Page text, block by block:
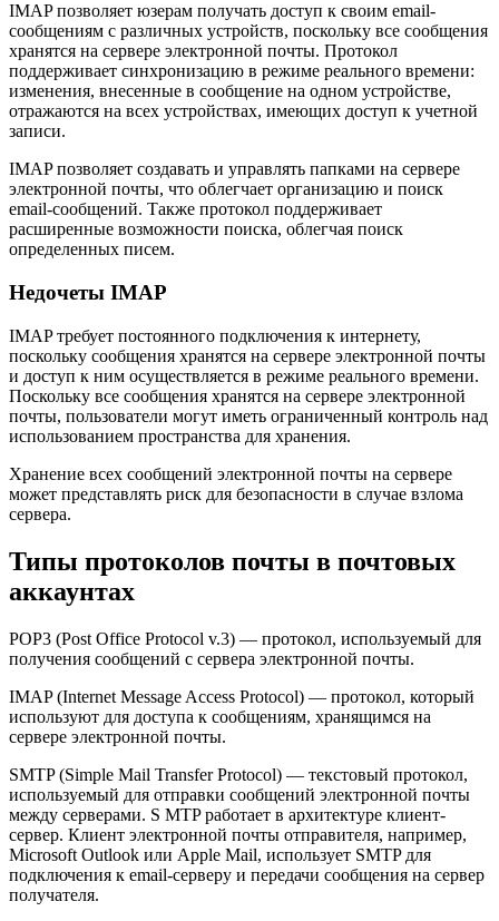
IMAP позволяет юзерам получать доступ к своим email-
сообщениям с различных устройств, поскольку все сообщения
хранятся на сервере электронной почты. Протокол
поддерживает синхронизацию в режиме реального времени:
изменения, внесенные в сообщение на одном устройстве,
отражаются на всех устройствах, имеющих доступ к учетной
записи.
IMAP позволяет создавать и управлять папками на сервере
электронной почты, что облегчает организацию и поиск
email-сообщений. Также протокол поддерживает
расширенные возможности поиска, облегчая поиск
определенных писем.
Недочеты IMAP
IMAP требует постоянного подключения к интернету,
поскольку сообщения хранятся на сервере электронной почты
и доступ к ним осуществляется в режиме реального времени.
Поскольку все сообщения хранятся на сервере электронной
почты, пользователи могут иметь ограниченный контроль над
использованием пространства для хранения.
Хранение всех сообщений электронной почты на сервере
может представлять риск для безопасности в случае взлома
сервера.
Типы протоколов почты в почтовых
аккаунтах
POP3 (Post Office Protocol v.3) — протокол, используемый для
получения сообщений с сервера электронной почты.
IMAP (Internet Message Access Protocol) — протокол, который
используют для доступа к сообщениям, хранящимся на
сервере электронной почты.
SMTP (Simple Mail Transfer Protocol) — текстовый протокол,
используемый для отправки сообщений электронной почты
между серверами. S MTP работает в архитектуре клиент-
сервер. Клиент электронной почты отправителя, например,
Microsoft Outlook или Apple Mail, использует SMTP для
подключения к email-серверу и передачи сообщения на сервер
получателя.